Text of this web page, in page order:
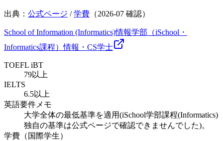
出典： 公式ページ /学費 （2026-07 確認）
School of Information (Informatics)情報学部（iSchool・
Informatics課程）情報・CS学士
TOEFL iBT
79以上
IELTS
6.5以上
英語要件メモ
大学全体の最低基準を適用(iSchool学部課程(Informatics)
独自の基準は公式ページで確認できませんでした)。
学費（国際学生）